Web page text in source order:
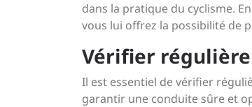
dans la pratique du cyclisme.
vous lui offrez la possibilité de
Vérifier
Il est essentiel de vérifier
garantir une conduite sûre et